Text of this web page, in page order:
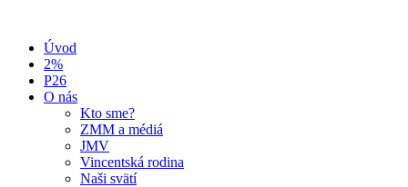
Úvod
2%
P26
O nás
Kto sme?
ZMM a médiá
JMV
Vincentská rodina
Naši svätí